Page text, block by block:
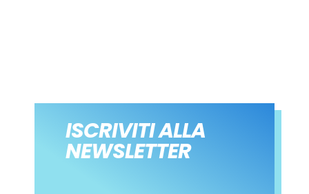
ISCRIVITI ALLA
NEWSLETTER